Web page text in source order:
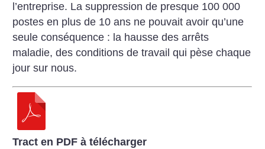
l’entreprise. La suppression de presque 100 000
postes en plus de 10 ans ne pouvait avoir qu’une
seule conséquence : la hausse des arrêts
maladie, des conditions de travail qui pèse chaque
jour sur nous.
Tract en PDF à télécharger